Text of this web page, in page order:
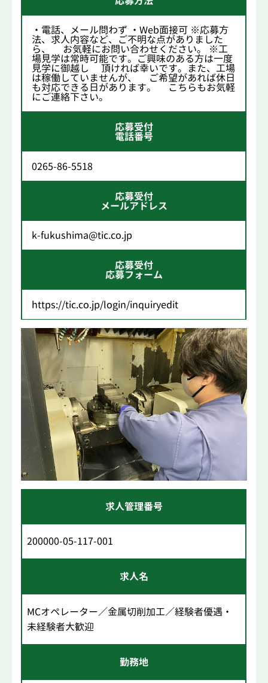
・電話、メール問わず ・Web面接可 ※応募方
法、求人内容など、ご不明な点がありました
ら、 お気軽にお問い合わせください。 ※工
場見学は常時可能です。ご興味のある方は一度
見学に御越し 頂ければ幸いです。また、工場
は稼働していませんが、 ご希望があれば休日
も対応できる日があります。 こちらもお気軽
にご連絡下さい。
応募受付
電話番号
0265-86-5518
応募受付
メールアドレス
k-fukushima@tic.co.jp
応募受付
応募フォーム
https://tic.co.jp/login/inquiryedit
求人管理番号
200000-05-117-001
求人名
MCオペレーター／金属切削加工／経験者優遇・
未経験者大歓迎
勤務地